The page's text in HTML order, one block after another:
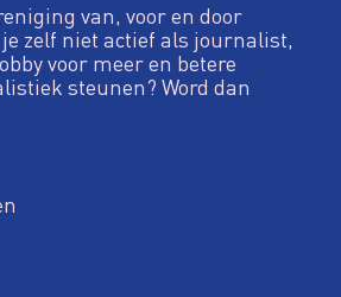
van, voor en door
zelf niet actief als journalist,
voor meer en betere
steunen? Word dan